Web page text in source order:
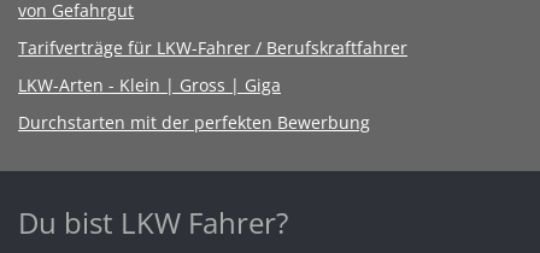
von Gefahrgut
Tarifverträge für LKW-Fahrer / Berufskraftfahrer
LKW-Arten - Klein | Gross | Giga
Durchstarten mit der perfekten Bewerbung
Du bist LKW Fahrer?